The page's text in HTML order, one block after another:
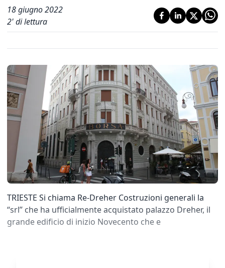
18 giugno 2022
2' di lettura
TRIESTE Si chiama Re-Dreher Costruzioni generali la
“srl” che ha ufficialmente acquistato palazzo Dreher, il
grande edificio di inizio Novecento che e